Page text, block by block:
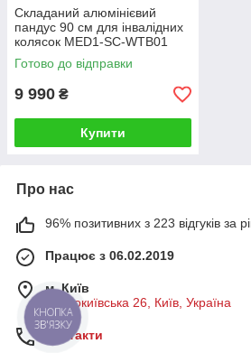
Складаний алюмінієвий
пандус 90 см для інвалідних
колясок MED1-SC-WTB01
Готово до відправки
9 990 ₴
Купити
Про нас
96% позитивних з 223 відгуків за
Працює з 06.02.2019
м. Київ
Старокиївська 26, Київ, Україна
Контакти
КНОПКА
ЗВ'ЯЗКУ